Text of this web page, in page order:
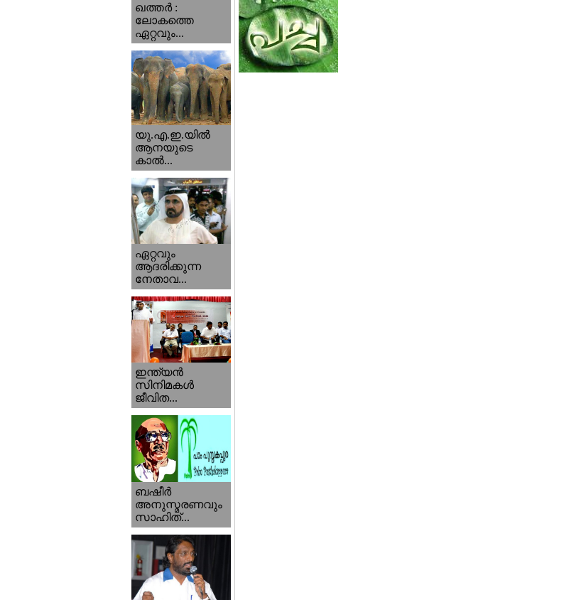
ഖത്തര്‍ :
ലോകത്തെ
ഏറ്റവും...
യു.എ.ഇ.യില്‍
ആനയുടെ
കാല്‍...
ഏറ്റവും
ആദരിക്കുന്ന
നേതാവ...
ഇന്ത്യന്‍
സിനിമകള്‍
ജീവിത...
ബഷീര്‍
അനുസ്മരണവും
സാഹിത്...